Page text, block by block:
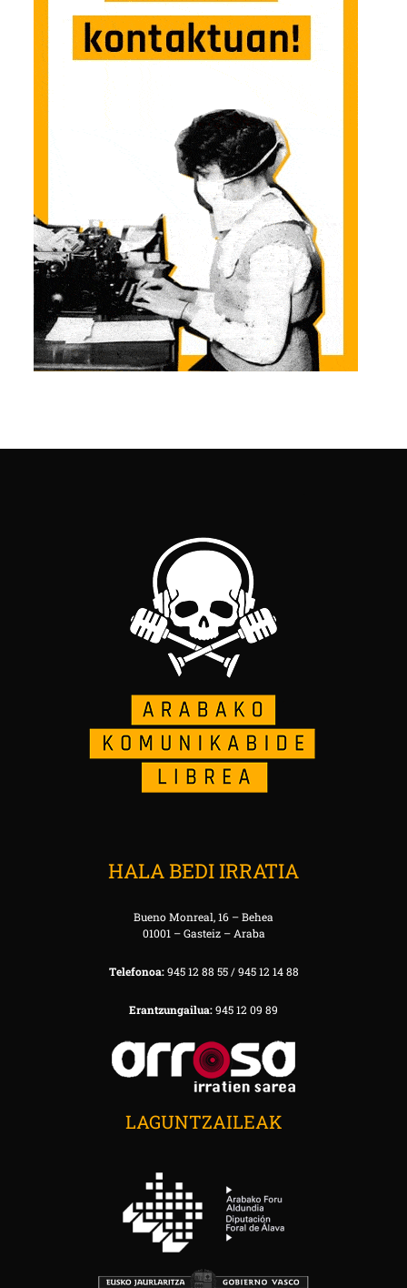
HALA BEDI IRRATIA
Bueno Monreal, 16 – Behea
01001 – Gasteiz – Araba
Telefonoa:945 12 88 55 / 945 12 14 88
Erantzungailua:945 12 09 89
LAGUNTZAILEAK